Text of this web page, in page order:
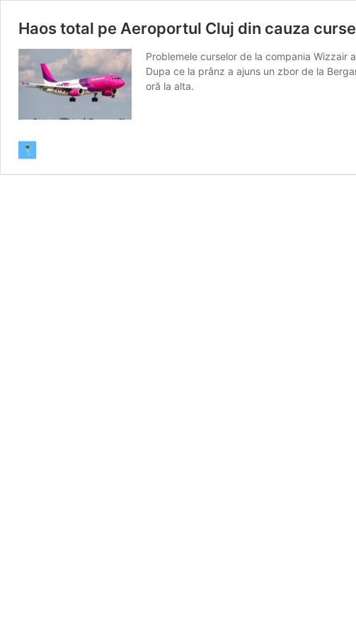
Haos total pe Aeroportul Cluj din cauza
Problemele curselor de la compania Wizzair
Dupa ce la prânz a ajuns un zbor de la
oră la alta.